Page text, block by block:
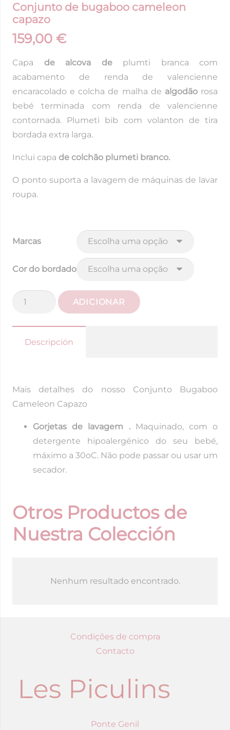
Conjunto de bugaboo cameleon
capazo
159,00 €
Capa de alcova deplumti branca com
acabamento de renda de valencienne
encaracolado e colcha de malha de algodãorosa
bebé terminada com renda de valencienne
contornada. Plumeti bib com volanton de tira
bordada extra larga.
Inclui capa de colchão plumeti branco.
O ponto suporta a lavagem de máquinas de lavar
roupa.
Marcas
Cor do bordado
Quantidade
Conjunto
ADICIONAR
Descripción
Mais detalhes do nosso Conjunto Bugaboo
Cameleon Capazo
Gorjetas de lavagem .Maquinado, com o
detergente hipoalergénico do seu bebé,
máximo a 30oC. Não pode passar ou usar um
secador.
Otros Productos de
Nuestra Colección
Nenhum resultado encontrado.
Condições de compra
Contacto
Ponte Genil